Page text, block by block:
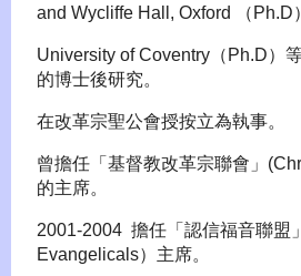
and Wycliffe Hall, Oxford （Ph.D
University of Coventry（Ph.D）
的博士後研究。
在改革宗聖公會授按立為執事。
曾擔任「基督教改革宗聯會」
的主席。
2001-2004 擔任「認信福音聯盟
Evangelicals）主席。